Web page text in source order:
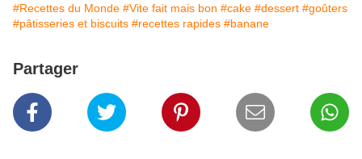
#Recettes du Monde #Vite fait mais bon #cake #dessert #goûters
#pâtisseries et biscuits #recettes rapides #banane
Partager